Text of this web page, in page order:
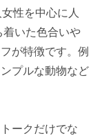
性を中心に人
いた色合いや
が特徴です。例
プルな動物など
ークだけでな